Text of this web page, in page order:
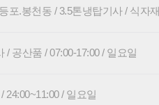
포.봉천동 / 3.5톤냉탑기사 / 식자
공산품 / 07:00-17:00 / 일요일
24:00~11:00 / 일요일